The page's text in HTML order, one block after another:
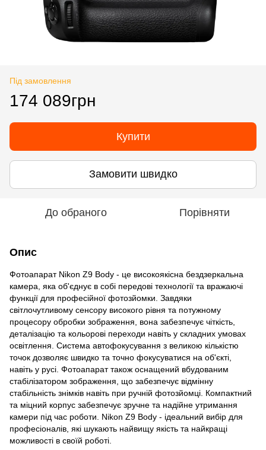
Під замовлення
174 089грн
Купити
Замовити швидко
До обраного Порівняти
Опис
Фотоапарат Nikon Z9 Body - це високоякісна бездзеркальна
камера, яка об'єднує в собі передові технології та вражаючі
функції для професійної фотозйомки. Завдяки
світлочутливому сенсору високого рівня та потужному
процесору обробки зображення, вона забезпечує чіткість,
деталізацію та кольорові переходи навіть у складних умовах
освітлення. Система автофокусування з великою кількістю
точок дозволяє швидко та точно фокусуватися на об'єкті,
навіть у русі. Фотоапарат також оснащений вбудованим
стабілізатором зображення, що забезпечує відмінну
стабільність знімків навіть при ручній фотозйомці. Компактний
та міцний корпус забезпечує зручне та надійне утримання
камери під час роботи. Nikon Z9 Body - ідеальний вибір для
професіоналів, які шукають найвищу якість та найкращі
можливості в своїй роботі.